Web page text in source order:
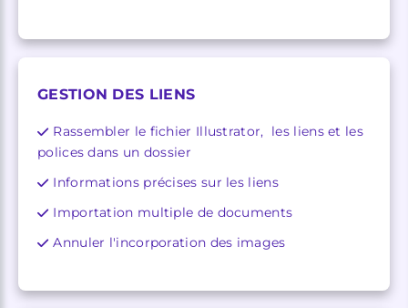
GESTION DES LIENS
Rassembler le fichier Illustrator, les liens et les
polices dans un dossier
Informations précises sur les liens
Importation multiple de documents
Annuler l'incorporation des images